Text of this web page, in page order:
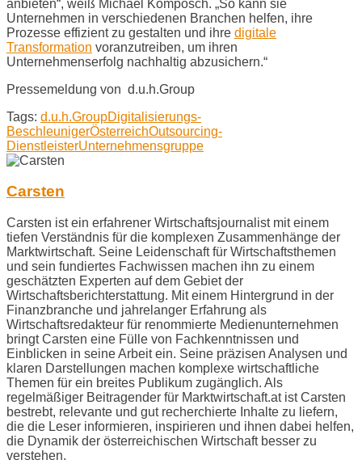
anbieten“, weiß Michael Komposch. „So kann sie
Unternehmen in verschiedenen Branchen helfen, ihre
Prozesse effizient zu gestalten und ihre digitale
Transformation voranzutreiben, um ihren
Unternehmenserfolg nachhaltig abzusichern.“
Pressemeldung von d.u.h.Group
Tags: d.u.h.GroupDigitalisierungs-
BeschleunigerÖsterreichOutsourcing-
DienstleisterUnternehmensgruppe
Carsten
Carsten ist ein erfahrener Wirtschaftsjournalist mit einem
tiefen Verständnis für die komplexen Zusammenhänge der
Marktwirtschaft. Seine Leidenschaft für Wirtschaftsthemen
und sein fundiertes Fachwissen machen ihn zu einem
geschätzten Experten auf dem Gebiet der
Wirtschaftsberichterstattung. Mit einem Hintergrund in der
Finanzbranche und jahrelanger Erfahrung als
Wirtschaftsredakteur für renommierte Medienunternehmen
bringt Carsten eine Fülle von Fachkenntnissen und
Einblicken in seine Arbeit ein. Seine präzisen Analysen und
klaren Darstellungen machen komplexe wirtschaftliche
Themen für ein breites Publikum zugänglich. Als
regelmäßiger Beitragender für Marktwirtschaft.at ist Carsten
bestrebt, relevante und gut recherchierte Inhalte zu liefern,
die die Leser informieren, inspirieren und ihnen dabei helfen,
die Dynamik der österreichischen Wirtschaft besser zu
verstehen.